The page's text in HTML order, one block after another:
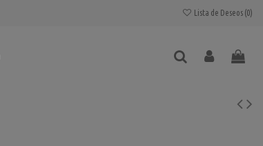
Lista de Deseos (0)